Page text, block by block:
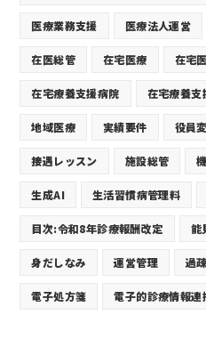
医療業務支援 医療法人運営
在医総管 在宅医療 在宅
在宅療養支援病院 在宅療養支
地域医療 実績要件 役員
接遇レッスン 施設総管
生成AI 生活習慣病管理料
目次:令和8年診療報酬改定 能
身だしなみ 運営管理 過
電子処方箋 電子的診療情報連